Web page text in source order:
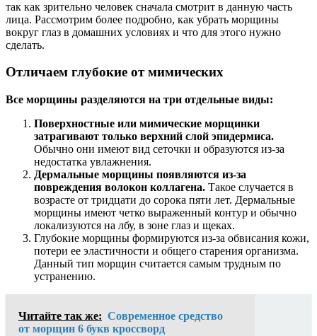
так как зрительно человек сначала смотрит в данную часть
лица. Рассмотрим более подробно, как убрать морщины
вокруг глаз в домашних условиях и что для этого нужно
сделать.
Отличаем глубокие от мимических
Все морщины разделяются на три отдельные виды:
Поверхностные или мимические морщинки
затрагивают только верхний слой эпидермиса.
Обычно они имеют вид сеточки и образуются из-за
недостатка увлажнения.
Дермальные морщины появляются из-за
повреждения волокон коллагена. Такое случается в
возрасте от тридцати до сорока пяти лет. Дермальные
морщины имеют четко выраженный контур и обычно
локализуются на лбу, в зоне глаз и щеках.
Глубокие морщины формируются из-за обвисания кожи,
потери ее эластичности и общего старения организма.
Данный тип морщин считается самым трудным по
устранению.
Читайте так же: Современное средство
от морщин 6 букв кроссворд